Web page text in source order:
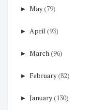
► May(79)
► April (93)
► March(96)
► February(82)
► January(130)